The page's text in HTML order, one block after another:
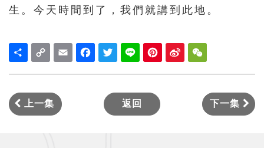
生。今天時間到了，我們就講到此地。
Share
Link
Email FacebookTwitter Line Pinterest Sina
Weibo
上一集 返回 下一集